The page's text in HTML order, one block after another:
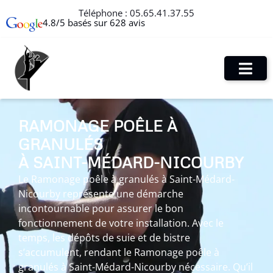
Téléphone : 05.65.41.37.55
4.8/5 basés sur 628 avis
RAMONAGE POÊLE À
GRANULÉS
À SAINT-MÉDARD-NICOURBY
Le Ramonage poêle à granulés à Saint-Médard-
Nicourby représente une démarche
incontournable pour assurer le bon
fonctionnement de votre installation. Avec le
temps, les dépôts de suie et de bistre
s’accumulent, rendant le Ramonage poêle à
granulés à Saint-Médard-Nicourby nécessaire. Qu’il